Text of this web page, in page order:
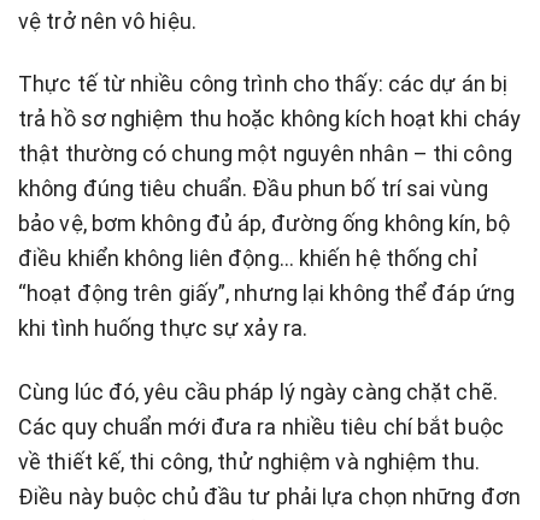
vệ trở nên vô hiệu.
Thực tế từ nhiều công trình cho thấy: các dự án bị
trả hồ sơ nghiệm thu hoặc không kích hoạt khi cháy
thật thường có chung một nguyên nhân – thi công
không đúng tiêu chuẩn. Đầu phun bố trí sai vùng
bảo vệ, bơm không đủ áp, đường ống không kín, bộ
điều khiển không liên động… khiến hệ thống chỉ
“hoạt động trên giấy”, nhưng lại không thể đáp ứng
khi tình huống thực sự xảy ra.
Cùng lúc đó, yêu cầu pháp lý ngày càng chặt chẽ.
Các quy chuẩn mới đưa ra nhiều tiêu chí bắt buộc
về thiết kế, thi công, thử nghiệm và nghiệm thu.
Điều này buộc chủ đầu tư phải lựa chọn những đơn